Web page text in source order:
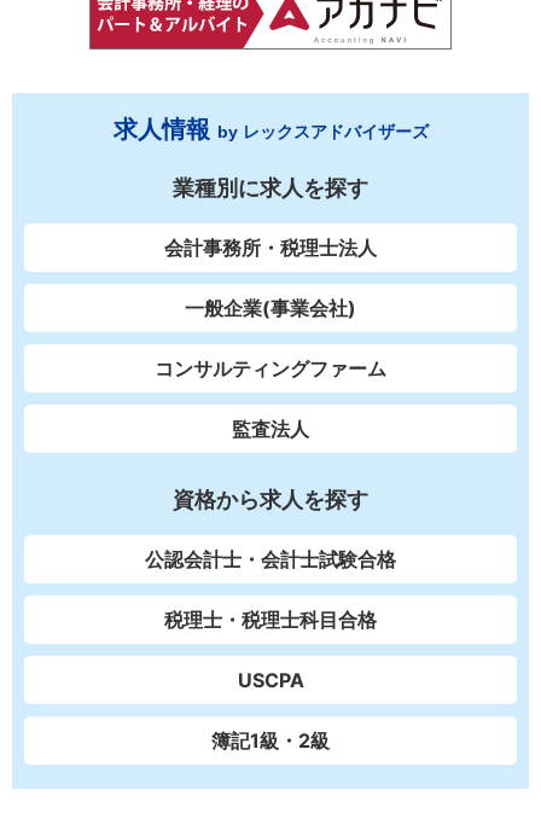
求人情報 by レックスアドバイザーズ
業種別に求人を探す
会計事務所・税理士法人
一般企業(事業会社)
コンサルティングファーム
監査法人
資格から求人を探す
公認会計士・会計士試験合格
税理士・税理士科目合格
USCPA
簿記1級・2級